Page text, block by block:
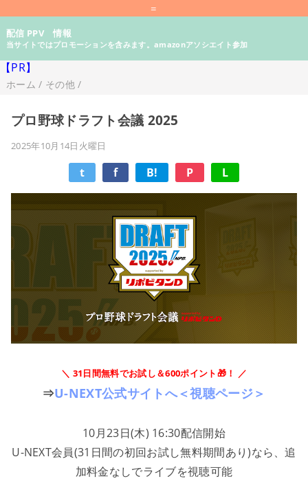
=
配信 PPV 情報
当サイトではプロモーションを含みます。amazonアソシエイト参加
【PR】
ホーム / その他/
プロ野球ドラフト会議 2025
2025年10月14日火曜日
t f B! P L
＼ 31日間無料でお試し＆600ポイント🎁！ ／
⇒U-NEXT公式サイトへ＜視聴ページ＞
10月23日(木) 16:30配信開始
U-NEXT会員(31日間の初回お試し無料期間あり)なら、追
加料金なしでライブを視聴可能